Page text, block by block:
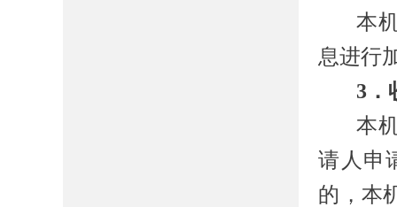
本
息进行
3．
本
请人申
的，本